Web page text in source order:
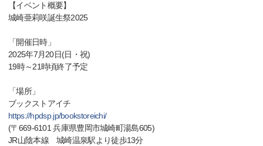
【イベント概要】
城崎亜莉咲誕生祭2025
「開催日時」
2025年7月20日(日・祝)
19時～21時頃終了予定
「場所」
ブックストアイチ
https://hpdsp.jp/bookstoreichi/
(〒669-6101 兵庫県豊岡市城崎町湯島605)
JR山陰本線 城崎温泉駅より徒歩13分